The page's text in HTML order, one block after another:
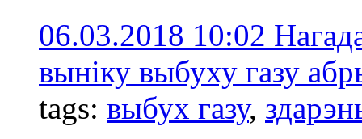
06.03.2018 10:02
выніку выбуху газу
tags: выбух газу,